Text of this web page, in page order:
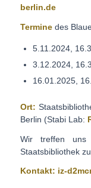
berlin.de
Terminedes
5.11.2024,
3.12.2024,
16.01.2025,
Ort:
Berlin (Stabi Lab:
Wir treffen
Staatsbibliothek
Kontakt: iz-